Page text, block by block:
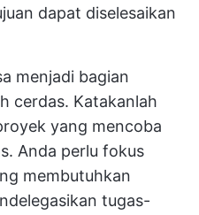
dapat diselesaikan
menjadi bagian
cerdas. Katakanlah
yang mencoba
Anda perlu fokus
membutuhkan
tugas-